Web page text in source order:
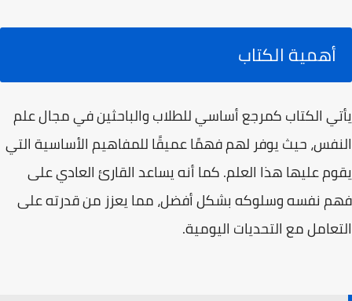
أهمية الكتاب
يأتي الكتاب كمرجع أساسي للطلاب والباحثين في مجال علم
النفس، حيث يوفر لهم فهمًا عميقًا للمفاهيم الأساسية التي
يقوم عليها هذا العلم. كما أنه يساعد القارئ العادي على
فهم نفسه وسلوكه بشكل أفضل، مما يعزز من قدرته على
التعامل مع التحديات اليومية.